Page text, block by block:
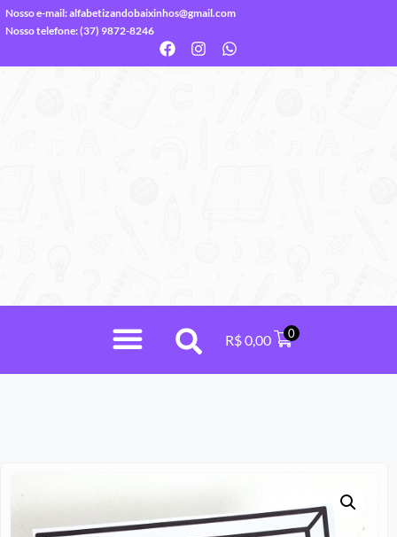
Nosso e-mail:alfabetizandobaixinhos@gmail.com
Nosso telefone: (37) 9872-8246
R$0,00 0